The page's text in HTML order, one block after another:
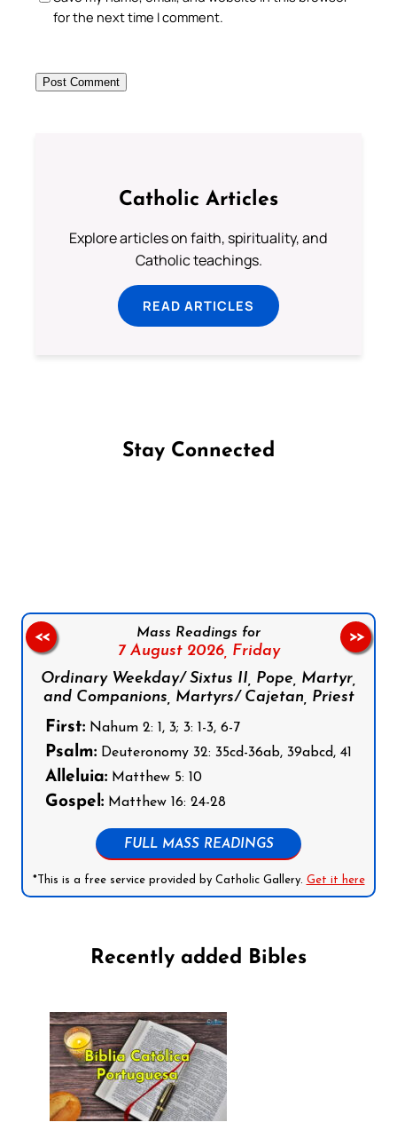
for the next time I comment.
Catholic Articles
Explore articles on faith, spirituality, and
Catholic teachings.
READ ARTICLES
Stay Connected
Mass Readings for
7 August 2026, Friday
Ordinary Weekday/ Sixtus II, Pope, Martyr,
and Companions, Martyrs/ Cajetan, Priest
First: Nahum 2: 1, 3; 3: 1-3, 6-7
Psalm: Deuteronomy 32: 35cd-36ab, 39abcd, 41
Alleluia: Matthew 5: 10
Gospel: Matthew 16: 24-28
FULL MASS READINGS
*This is a free service provided by Catholic Gallery. Get it here
<< >>
Recently added Bibles